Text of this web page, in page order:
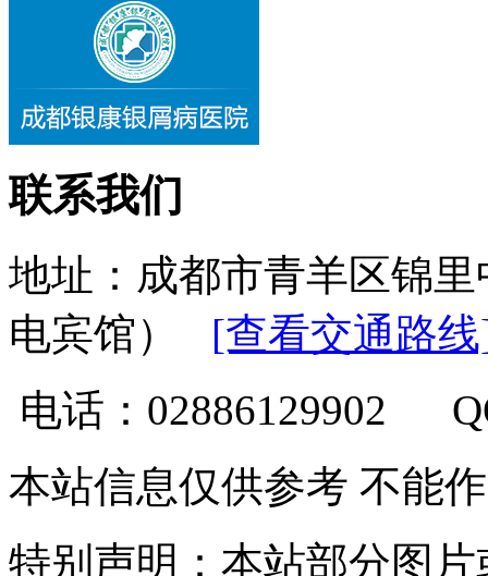
联系我们
地址：成都市青羊区锦
电宾馆） [查看交通路
电话：02886129902
本站信息仅供参考 不能
特别声明：本站部分图